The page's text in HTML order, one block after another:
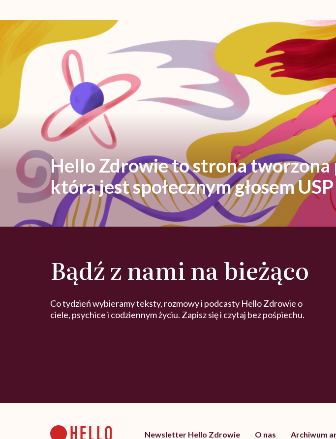
Hello Zdrowie to strona tworzona
która jest społecznym głosem
Bądź z nami na bieżąco
Co tydzień wybieramy teksty, rozmowy i podcasty Hello Zdrowie o
ciele, psychice i codziennym życiu. Zapisz się i czytaj bez pośpiechu.
Newsletter Hello Zdrowie O nas Archiwum